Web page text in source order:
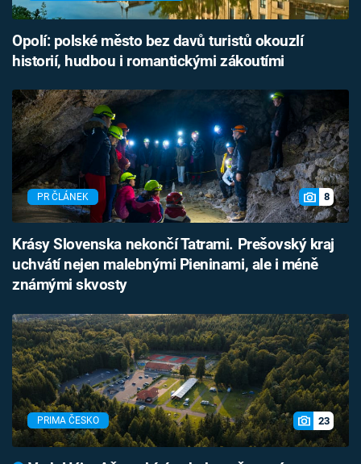
Opolí: polské město bez davů turistů okouzlí
historií, hudbou i romantickými zákoutími
PR ČLÁNEK 8
Krásy Slovenska nekončí Tatrami. Prešovský kraj
uchvátí nejen malebnými Pieninami, ale i méně
známými skvosty
PRIMA ČESKO 23